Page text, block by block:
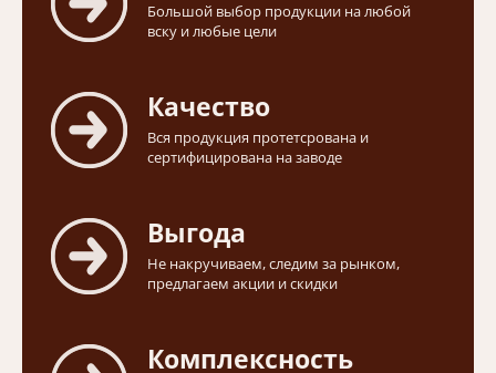
Большой выбор продукции на любой
вску и любые цели
Качество
Вся продукция протетсрована и
сертифицирована на заводе
Выгода
Не накручиваем, следим за рынком,
предлагаем акции и скидки
Комплексность